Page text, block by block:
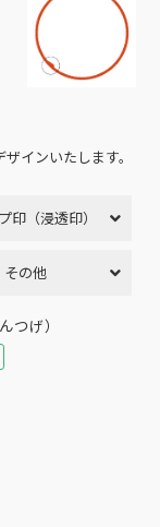
インいたします。
印（浸透印）
その他
つげ）